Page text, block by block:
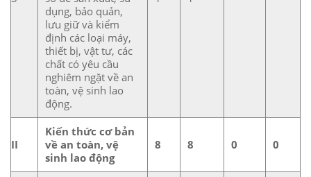
dụng, bảo quản,
lưu giữ và kiểm
định các loại máy,
thiết bị, vật tư, các
chất có yêu cầu
nghiêm ngặt về an
toàn, vệ sinh lao
động.
II
Kiến thức cơ bản
về an toàn, vệ
sinh lao động
8 8 0 0